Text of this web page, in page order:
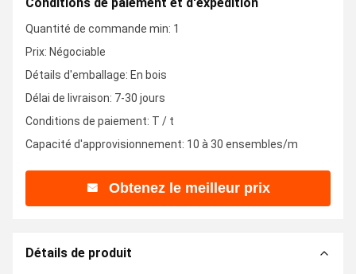
Quantité de commande min: 1
Prix: Négociable
Détails d'emballage: En bois
Délai de livraison: 7-30 jours
Conditions de paiement: T / t
Capacité d'approvisionnement: 10 à 30 ensembles/m
Obtenez le meilleur prix
Détails de produit